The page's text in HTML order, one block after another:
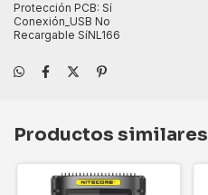
Protección PCB: Sí
Conexión_USB No
Recargable SíNL166
Productos similares